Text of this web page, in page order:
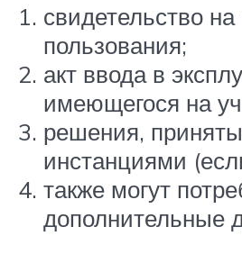
свидетельство
пользования;
акт ввода в
имеющегося на
решения,
инстанциями
также могут
дополнительные